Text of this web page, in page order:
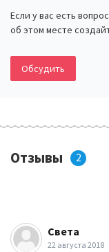
Если у вас есть
об этом месте
Обсудить
Отзывы 2
Света
22 августа 2018